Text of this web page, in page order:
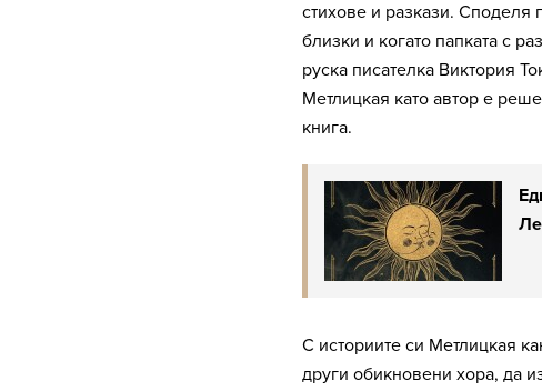
стихове и разкази. Споделя
близки и когато папката с
руска писателка Виктория
Метлицкая като автор е
книга.
С историите си Метлицкая
други обикновени хора, да